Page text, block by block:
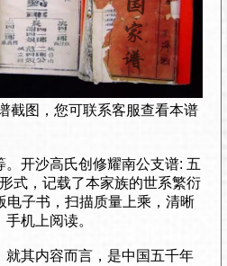
截图，您可联系客服查看本谱
开沙高氏创修耀南公支谱: 五
式，记载了本家族的世系繁衍
电子书，扫描质量上乘，清晰
机上阅读。
就其内容而言，是中国五千年